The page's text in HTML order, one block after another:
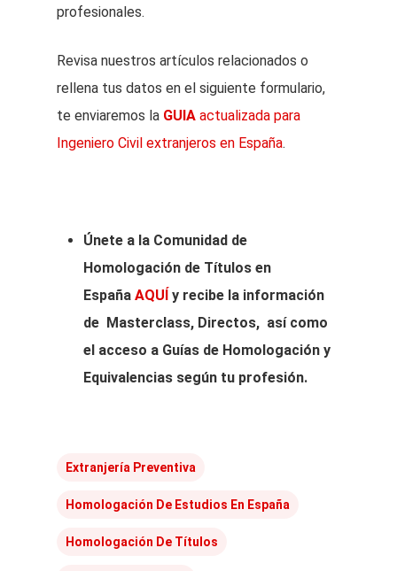
profesionales.
Revisa nuestros artículos relacionados o
rellena tus datos en el siguiente formulario,
te enviaremos la GUIA actualizada para
Ingeniero Civil extranjeros en España.
Únete a la Comunidad de
Homologación de Títulos en
España AQUÍ y recibe la información
de Masterclass, Directos, así como
el acceso a Guías de Homologación y
Equivalencias según tu profesión.
Extranjería Preventiva
Homologación De Estudios En España
Homologación De Títulos